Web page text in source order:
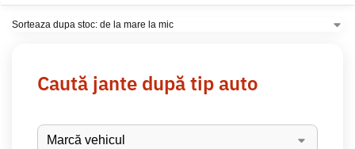
Caută jante după tip auto